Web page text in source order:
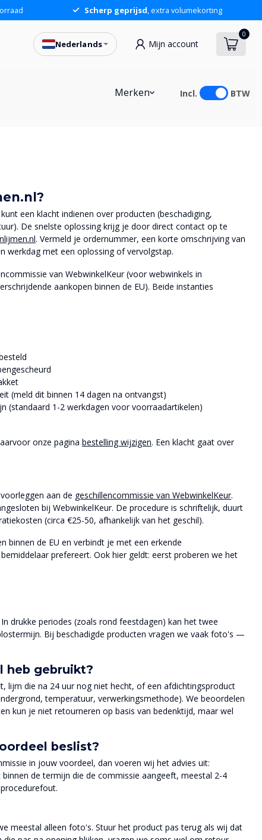
Scherp geprijsd, extra volumekorting
Nederlands Mijn account
0
Merken Incl. BTW
een klacht indienen over producten (beschadiging,
De snelste oplossing krijg je door direct contact op te
. Vermeld je ordernummer, een korte omschrijving van
werkdag met een oplossing of vervolgstap.
van WebwinkelKeur (voor webwinkels in
aankopen binnen de EU). Beide instanties
(meld dit binnen 14 dagen na ontvangst)
(standaard 1-2 werkdagen voor voorraadartikelen)
onze pagina bestelling wijzigen. Een klacht gaat over
aan de geschillencommissie van WebwinkelKeur.
bij WebwinkelKeur. De procedure is schriftelijk, duurt
(circa €25-50, afhankelijk van het geschil).
binnen de EU en verbindt je met een erkende
prefereert. Ook hier geldt: eerst proberen we het
drukke periodes (zoals rond feestdagen) kan het twee
Bij beschadigde producten vragen we vaak foto's —
heb gebruikt?
lijm die na 24 uur nog niet hecht, of een afdichtingsproduct
temperatuur, verwerkingsmethode). We beoordelen
kun je niet retourneren op basis van bedenktijd, maar wel
beslist?
in jouw voordeel, dan voeren wij het advies uit:
de termijn die de commissie aangeeft, meestal 2-4
meestal alleen foto's. Stuur het product pas terug als wij dat